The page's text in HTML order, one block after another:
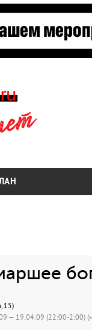
15)
— 19.04.09 (22:00-2:00)